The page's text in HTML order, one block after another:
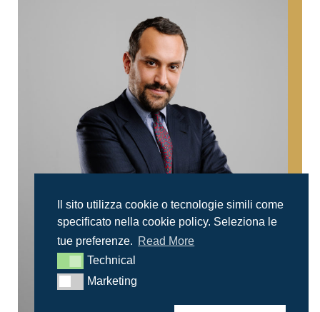
Il sito utilizza cookie o tecnologie simili come
specificato nella cookie policy. Seleziona le
tue preferenze. Read More
TechnicalTechnical
MarketingMarketing